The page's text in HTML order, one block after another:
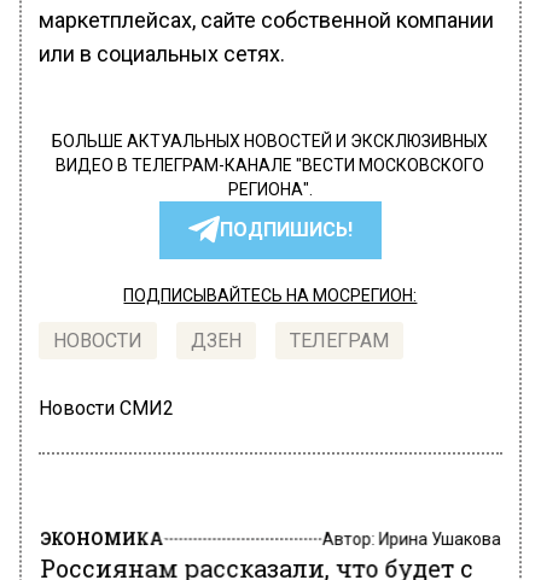
маркетплейсах, сайте собственной компании
или в социальных сетях.
БОЛЬШЕ АКТУАЛЬНЫХ НОВОСТЕЙ И ЭКСКЛЮЗИВНЫХ
ВИДЕО В ТЕЛЕГРАМ-КАНАЛЕ "ВЕСТИ МОСКОВСКОГО
РЕГИОНА".
ПОДПИШИСЬ!
ПОДПИСЫВАЙТЕСЬ НА МОСРЕГИОН:
НОВОСТИ ДЗЕН ТЕЛЕГРАМ
Новости СМИ2
ЭКОНОМИКА Автор:Ирина Ушакова
Россиянам рассказали, что будет с